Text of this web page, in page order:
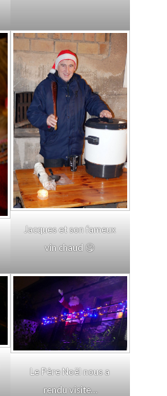
Jacques et son fameux
vin chaud 😋
Le Père Noël nous a
rendu visite…